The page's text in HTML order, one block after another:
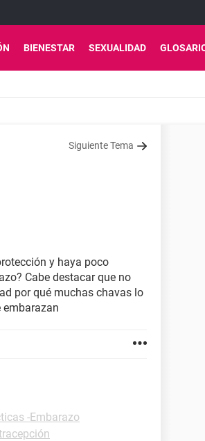
BIENESTAR SEXUALIDAD
Siguiente Tema
y haya poco
Cabe destacar que no
por qué muchas chavas lo
-Embarazo